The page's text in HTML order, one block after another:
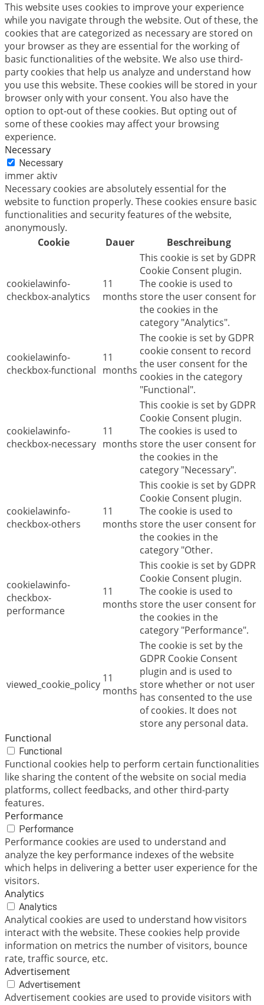
This website uses cookies to improve your experience
while you navigate through the website. Out of these, the
cookies that are categorized as necessary are stored on
your browser as they are essential for the working of
basic functionalities of the website. We also use third-
party cookies that help us analyze and understand how
you use this website. These cookies will be stored in your
browser only with your consent. You also have the
option to opt-out of these cookies. But opting out of
some of these cookies may affect your browsing
experience.
Necessary
Necessary
immer aktiv
Necessary cookies are absolutely essential for the
website to function properly. These cookies ensure basic
functionalities and security features of the website,
anonymously.
Cookie
Dauer Beschreibung
cookielawinfo-
checkbox-analytics
11
months
This cookie is set by GDPR
Cookie Consent plugin.
The cookie is used to
store the user consent for
the cookies in the
category "Analytics".
cookielawinfo-
checkbox-functional
11
months
The cookie is set by GDPR
cookie consent to record
the user consent for the
cookies in the category
"Functional".
cookielawinfo-
checkbox-necessary
11
months
This cookie is set by GDPR
Cookie Consent plugin.
The cookies is used to
store the user consent for
the cookies in the
category "Necessary".
cookielawinfo-
checkbox-others
11
months
This cookie is set by GDPR
Cookie Consent plugin.
The cookie is used to
store the user consent for
the cookies in the
category "Other.
cookielawinfo-
checkbox-
performance
11
months
This cookie is set by GDPR
Cookie Consent plugin.
The cookie is used to
store the user consent for
the cookies in the
category "Performance".
viewed_cookie_policy 11
months
The cookie is set by the
GDPR Cookie Consent
plugin and is used to
store whether or not user
has consented to the use
of cookies. It does not
store any personal data.
Functional
Functional
Functional cookies help to perform certain functionalities
like sharing the content of the website on social media
platforms, collect feedbacks, and other third-party
features.
Performance
Performance
Performance cookies are used to understand and
analyze the key performance indexes of the website
which helps in delivering a better user experience for the
visitors.
Analytics
Analytics
Analytical cookies are used to understand how visitors
interact with the website. These cookies help provide
information on metrics the number of visitors, bounce
rate, traffic source, etc.
Advertisement
Advertisement
Advertisement cookies are used to provide visitors with